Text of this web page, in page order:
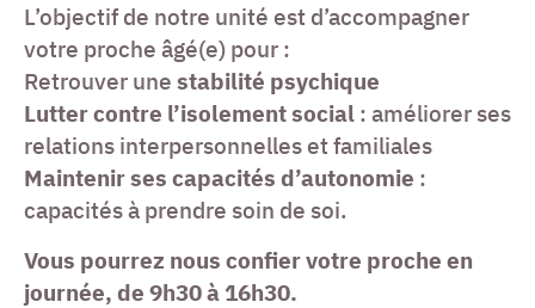
L’objectif de notre unité est d’accompagner
votre proche âgé(e) pour :
Retrouver une stabilité psychique
Lutter contre l’isolement social : améliorer ses
relations interpersonnelles et familiales
Maintenir ses capacités d’autonomie :
capacités à prendre soin de soi.
Vous pourrez nous confier votre proche en
journée, de 9h30 à 16h30.